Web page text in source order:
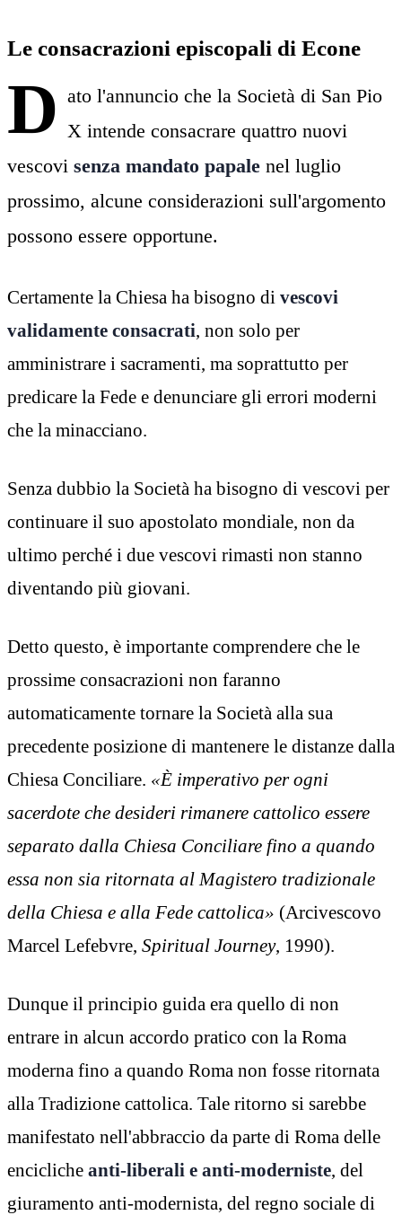
Le consacrazioni episcopali di Econe
D ato l'annuncio che la Società di San Pio
X intende consacrare quattro nuovi
vescovi senza mandato papale nel luglio
prossimo, alcune considerazioni sull'argomento
possono essere opportune.
Certamente la Chiesa ha bisogno di vescovi
validamente consacrati, non solo per
amministrare i sacramenti, ma soprattutto per
predicare la Fede e denunciare gli errori moderni
che la minacciano.
Senza dubbio la Società ha bisogno di vescovi per
continuare il suo apostolato mondiale, non da
ultimo perché i due vescovi rimasti non stanno
diventando più giovani.
Detto questo, è importante comprendere che le
prossime consacrazioni non faranno
automaticamente tornare la Società alla sua
precedente posizione di mantenere le distanze dalla
Chiesa Conciliare. «È imperativo per ogni
sacerdote che desideri rimanere cattolico essere
separato dalla Chiesa Conciliare fino a quando
essa non sia ritornata al Magistero tradizionale
della Chiesa e alla Fede cattolica» (Arcivescovo
Marcel Lefebvre, Spiritual Journey, 1990).
Dunque il principio guida era quello di non
entrare in alcun accordo pratico con la Roma
moderna fino a quando Roma non fosse ritornata
alla Tradizione cattolica. Tale ritorno si sarebbe
manifestato nell'abbraccio da parte di Roma delle
encicliche anti-liberali e anti-moderniste, del
giuramento anti-modernista, del regno sociale di